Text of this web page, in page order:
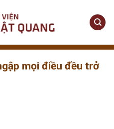
mọi điều đều trở